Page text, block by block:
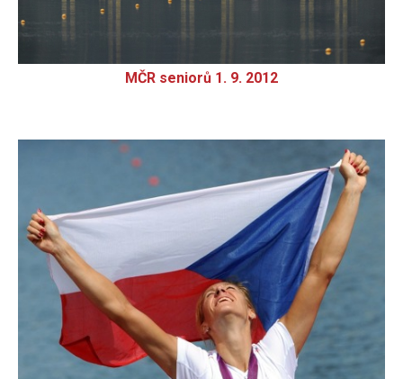
MČR seniorů 1. 9. 2012